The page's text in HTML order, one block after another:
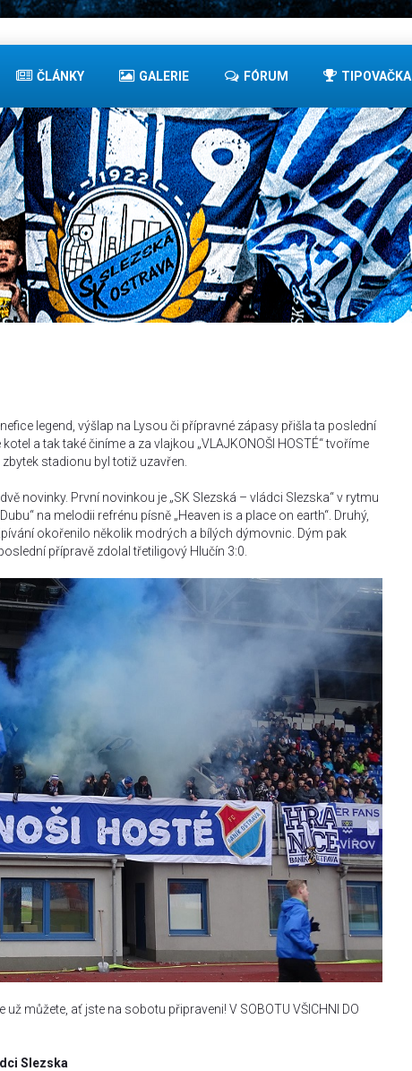
ČLÁNKY GALERIE FÓRUM TIPOVAČKA
legend, výšlap na Lysou či přípravné zápasy přišla ta poslední
a tak také činíme a za vlajkou „VLAJKONOŠI HOSTÉ“ tvoříme
stadionu byl totiž uzavřen.
novinky. První novinkou je „SK Slezská – vládci Slezska“ v rytmu
na melodii refrénu písně „Heaven is a place on earth“. Druhý,
okořenilo několik modrých a bílých dýmovnic. Dým pak
přípravě zdolal třetiligový Hlučín 3:0.
můžete, ať jste na sobotu připraveni! V SOBOTU VŠICHNI DO
Slezska